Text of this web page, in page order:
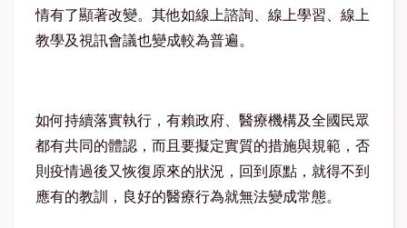
情有了顯著改變。其他如線上諮詢、線上學習、線上
教學及視訊會議也變成較為普遍。
如何持續落實執行，有賴政府、醫療機構及全國民眾
都有共同的體認，而且要擬定實質的措施與規範，否
則疫情過後又恢復原來的狀況，回到原點，就得不到
應有的教訓，良好的醫療行為就無法變成常態。